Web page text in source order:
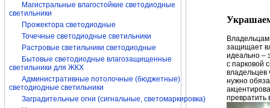
Магистральные влагостойкие светодиодные
светильники
Прожектора светодиодные
Точечные светодиодные светильники
Растровые светильники светодиодные
Бытовые светодиодные влагозащищенные
светильники для ЖКХ
Административные потолочные (бюджетные)
светодиодные светильники
Заградительные огни (сигнальные, светомаркировка)
защищает
идеально –
с парковой
владельцев
нужно
превратить